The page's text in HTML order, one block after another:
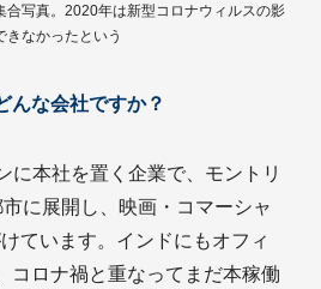
写真。2020年は新型コロナウィルスの影
なかったという
な会社ですか？
に本社を置く企業で、モントリ
に展開し、映画・コマーシャ
ています。インドにもオフィ
コロナ禍と重なってまだ本稼働